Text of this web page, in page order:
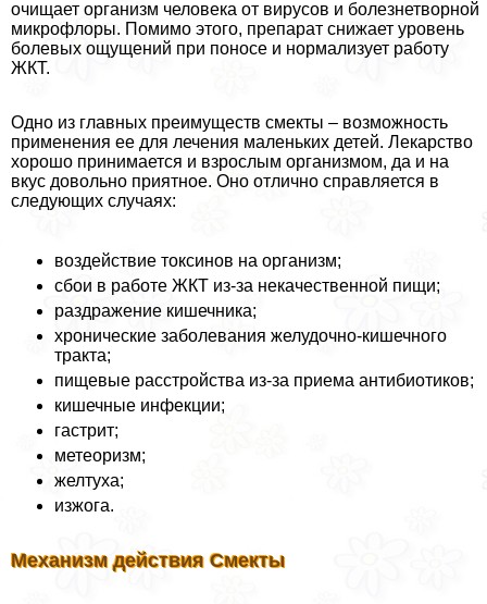
очищает организм человека от вирусов и болезнетворной
микрофлоры. Помимо этого, препарат снижает уровень
болевых ощущений при поносе и нормализует работу
ЖКТ.
Одно из главных преимуществ смекты – возможность
применения ее для лечения маленьких детей. Лекарство
хорошо принимается и взрослым организмом, да и на
вкус довольно приятное. Оно отлично справляется в
следующих случаях:
воздействие токсинов на организм;
сбои в работе ЖКТ из-за некачественной пищи;
раздражение кишечника;
хронические заболевания желудочно-кишечного
тpaкта;
пищевые расстройства из-за приема антибиотиков;
кишечные инфекции;
гастрит;
метеоризм;
желтуха;
изжога.
Механизм действия Смекты